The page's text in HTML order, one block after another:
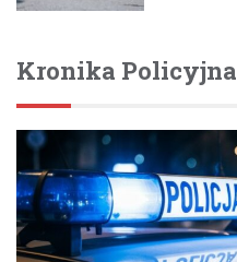
Kronika Policyjna